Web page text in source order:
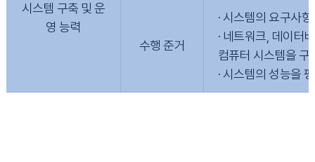
시스템 구축 및 운
영 능력
수행 준거
· 시스템의 요구사
· 네트워크, 데이터
컴퓨터 시스템을 구
· 시스템의 성능을